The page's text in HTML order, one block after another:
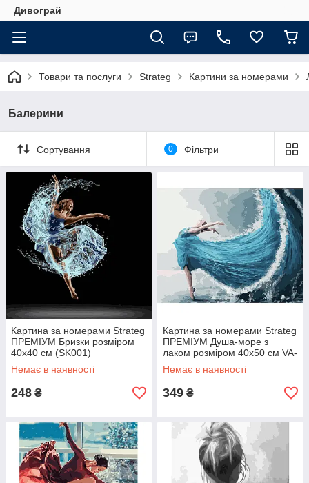
Дивограй
Товари та послуги Strateg Картини за номерами
Балерини
Сортування 0 Фільтри
Картина за номерами Strateg
ПРЕМІУМ Бризки розміром
40х40 см (SK001)
Немає в наявності
248 ₴
Картина за номерами Strateg
ПРЕМІУМ Душа-море з
лаком розміром 40х50 см VA-
3661
Немає в наявності
349 ₴